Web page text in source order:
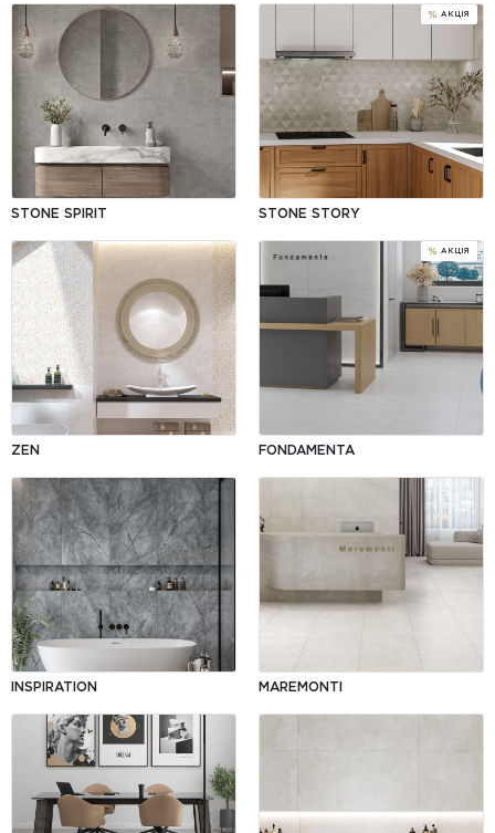
STONE SPIRIT STONE STORY
ZEN FONDAMENTA
INSPIRATION MAREMONTI